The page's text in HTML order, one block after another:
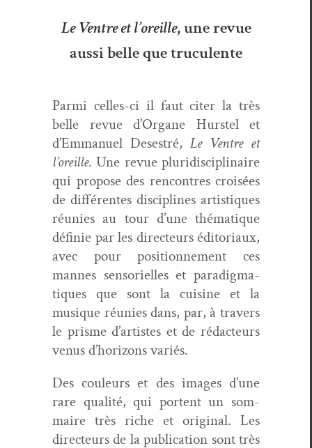
Le Ventre et l’oreille, une revue
aussi belle que truculente
Par­mi celles-ci il faut citer la très
belle revue d’Or­gane Hurs­tel et
d’Em­manuel Deses­tré, Le Ven­tre et
l’or­eille. Une revue pluridis­ci­plinaire
qui pro­pose des ren­con­tres croisées
de dif­férentes dis­ci­plines artis­tiques
réu­nies au tour d’une thé­ma­tique
définie par les directeurs édi­to­ri­aux,
avec pour posi­tion­nement ces
mannes sen­sorielles et par­a­dig­ma­
tiques que sont la cui­sine et la
musique réu­nies dans, par, à tra­vers
le prisme d’artistes et de rédac­teurs
venus d’hori­zons variés.
Des couleurs et des images d’une
rare qual­ité, qui por­tent un som­
maire très riche et orig­i­nal. Les
directeurs de la pub­li­ca­tion sont très